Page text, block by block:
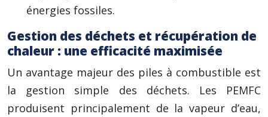
énergies fossiles.
Gestion des déchets et récupération de
chaleur : une efficacité maximisée
Un avantage majeur des piles à combustible est
la gestion simple des déchets. Les PEMFC
produisent principalement de la vapeur d’eau,